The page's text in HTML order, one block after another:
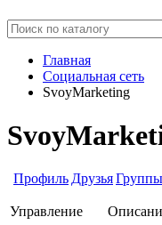
Главная
Социальная сеть
SvoyMarketing
ПрофильДрузьяГруппы
Управление